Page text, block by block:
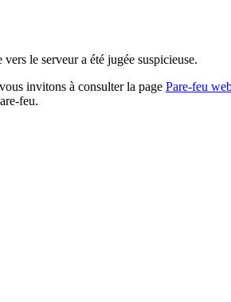
le serveur a été jugée suspicieuse.
invitons à consulter la page Pare-feu
feu.